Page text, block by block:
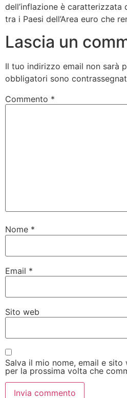
dell’inflazione è caratterizzata
tra i Paesi dell’Area euro che
Lascia un
Il tuo indirizzo email non sarà
obbligatori sono
Commento *
Nome *
Email *
Sito web
Salva il mio nome, email e
per la prossima volta che